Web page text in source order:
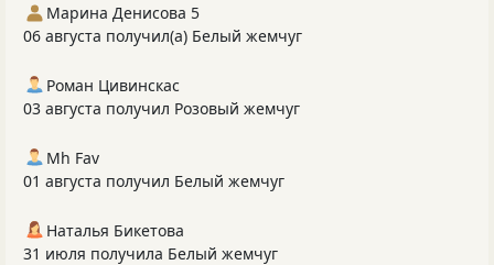
Марина Денисова 5
06 августа получил(а) Белый жемчуг
Роман Цивинскас
03 августа получил Розовый жемчуг
Mh Fav
01 августа получил Белый жемчуг
Наталья Бикетова
31 июля получила Белый жемчуг